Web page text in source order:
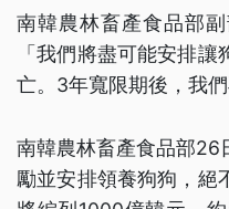
南韓農林畜產食品部
「我們將盡可能安排
亡。3年寬限期後，我
南韓農林畜產食品部26
勵並安排領養狗狗，絕